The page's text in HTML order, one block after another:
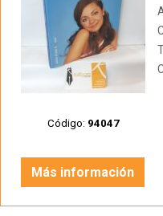
Código: 94047
Más información